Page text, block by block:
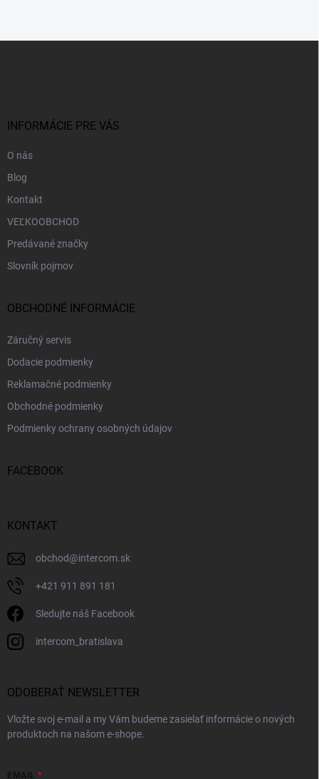
INFORMÁCIE PRE VÁS
O nás
Blog
Kontakt
VEĽKOOBCHOD
Predávané značky
Slovník pojmov
OBCHODNÉ INFORMÁCIE
Záručný servis
Dodacie podmienky
Reklamačné podmienky
Obchodné podmienky
Podmienky ochrany osobných údajov
FACEBOOK
KONTAKT
obchod@intercom.sk
+421 911 891 181
Sledujte náš Facebook
intercom_bratislava
ODOBERAŤ NEWSLETTER
Vložte svoj e-mail a my Vám budeme zasielať informácie o nových
produktoch na našom e-shope.
EMAIL